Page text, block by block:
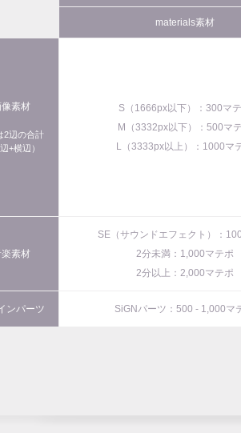
materials素材
像素材
2辺の合計
辺+横辺）
S（1666px以下）：300マ
M（3332px以下）：500マ
L（3333px以上）：1000マ
素材
SE（サウンドエフェクト）：
2分未満：1,000マテポ
2分以上：2,000マテポ
ンパーツ SiGNパーツ：500 - 1,000マ